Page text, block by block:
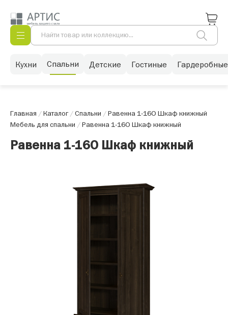
Кухни Спальни Детские Гостиные Гардеробные
Главная /Каталог/Спальни /Равенна 1-16О Шкаф книжный
Мебель для спальни /Равенна 1-16О Шкаф книжный
Равенна 1-16О Шкаф книжный